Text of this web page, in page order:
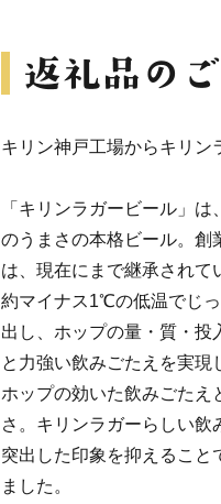
キリン神戸工場からキリ
「キリンラガービール」
のうまさの本格ビール。創
は、現在にまで継承されて
約マイナス1℃の低温でじ
出し、ホップの量・質・投
と力強い飲みごたえを実現
ホップの効いた飲みごたえ
さ。キリンラガーらしい
突出した印象を抑えること
ました。